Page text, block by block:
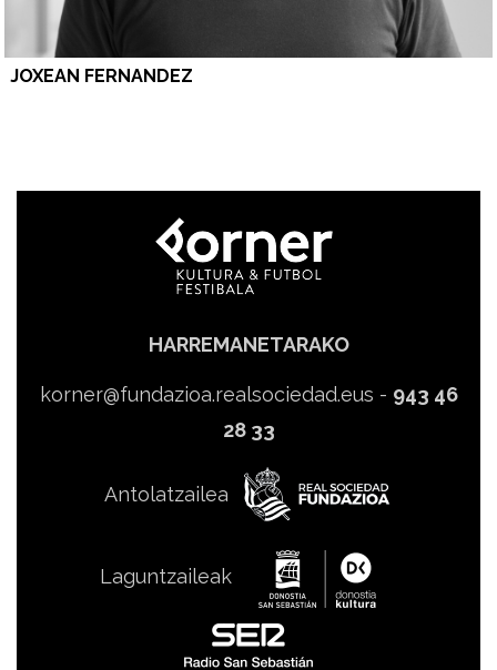
JOXEAN FERNANDEZ
HARREMANETARAKO
korner@fundazioa.realsociedad.eus - 943 46
28 33
Antolatzailea
Laguntzaileak